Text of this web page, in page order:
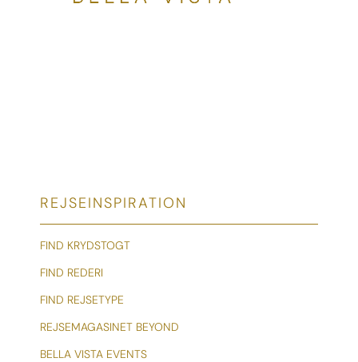
REJSEINSPIRATION
FIND KRYDSTOGT
FIND REDERI
FIND REJSETYPE
REJSEMAGASINET BEYOND
BELLA VISTA EVENTS